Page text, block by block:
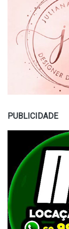
PUBLICIDADE